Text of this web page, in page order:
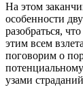
На этом
особенности
разобраться,
этим всем
поговорим о
узами